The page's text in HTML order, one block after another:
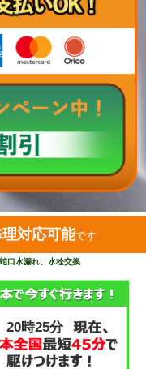
対応可能です
口水漏れ、水栓交換
20時25分